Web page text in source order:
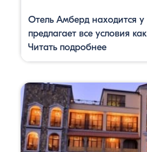
Отель Амберд находится
предлагает все условия
для организации деловых
комнатах есть
тапочками для душа и
со спутниковым …
Читать подробнее